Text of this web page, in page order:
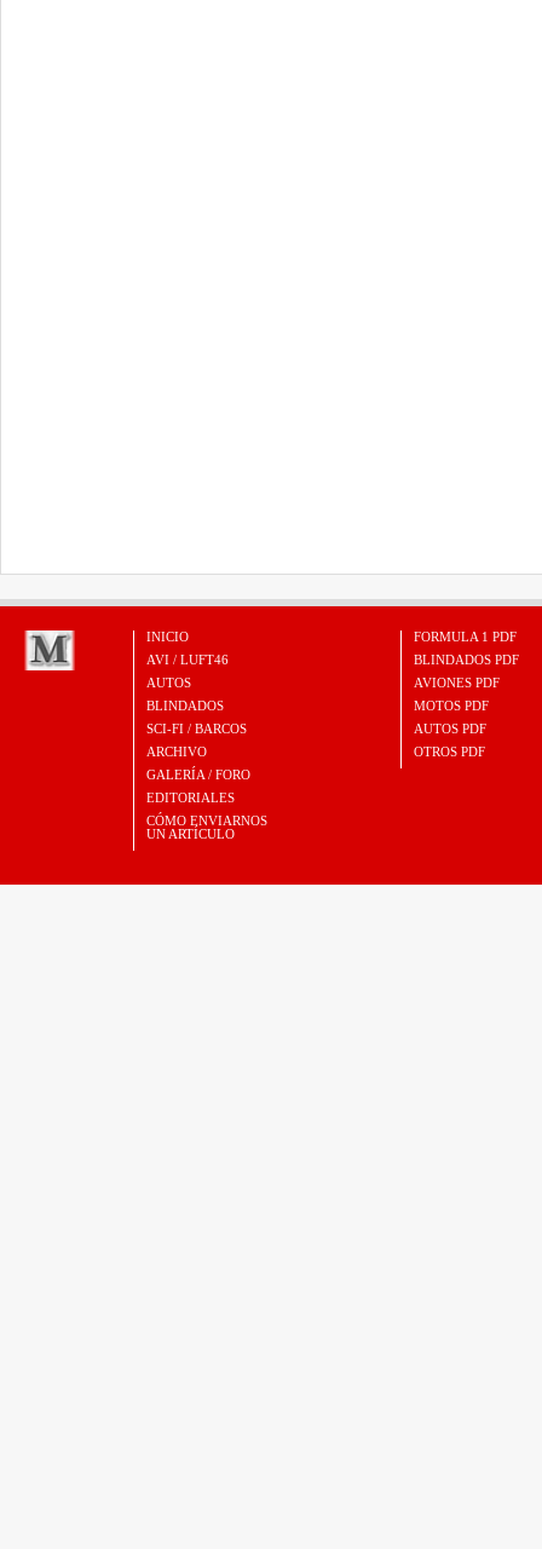
INICIO
AVI / LUFT46
AUTOS
BLINDADOS
SCI-FI / BARCOS
ARCHIVO
GALERÍA / FORO
EDITORIALES
CÓMO ENVIARNOS
UN ARTÍCULO
FORMULA 1 PDF
BLINDADOS PDF
AVIONES PDF
MOTOS PDF
AUTOS PDF
OTROS PDF